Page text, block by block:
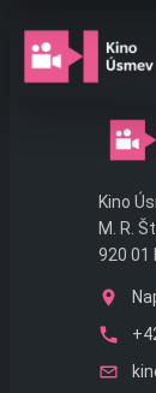
obsah
Kde
Kino
M. R.
920 01